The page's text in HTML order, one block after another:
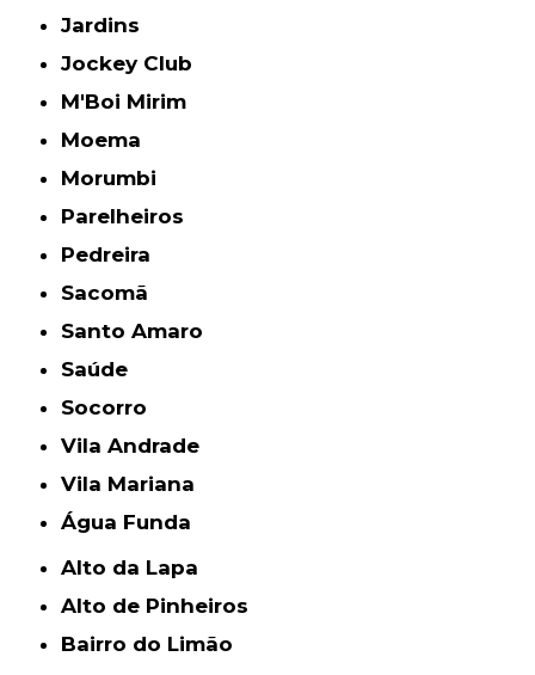
Jardins
Jockey Club
M'Boi Mirim
Moema
Morumbi
Parelheiros
Pedreira
Sacomã
Santo Amaro
Saúde
Socorro
Vila Andrade
Vila Mariana
Água Funda
Alto da Lapa
Alto de Pinheiros
Bairro do Limão